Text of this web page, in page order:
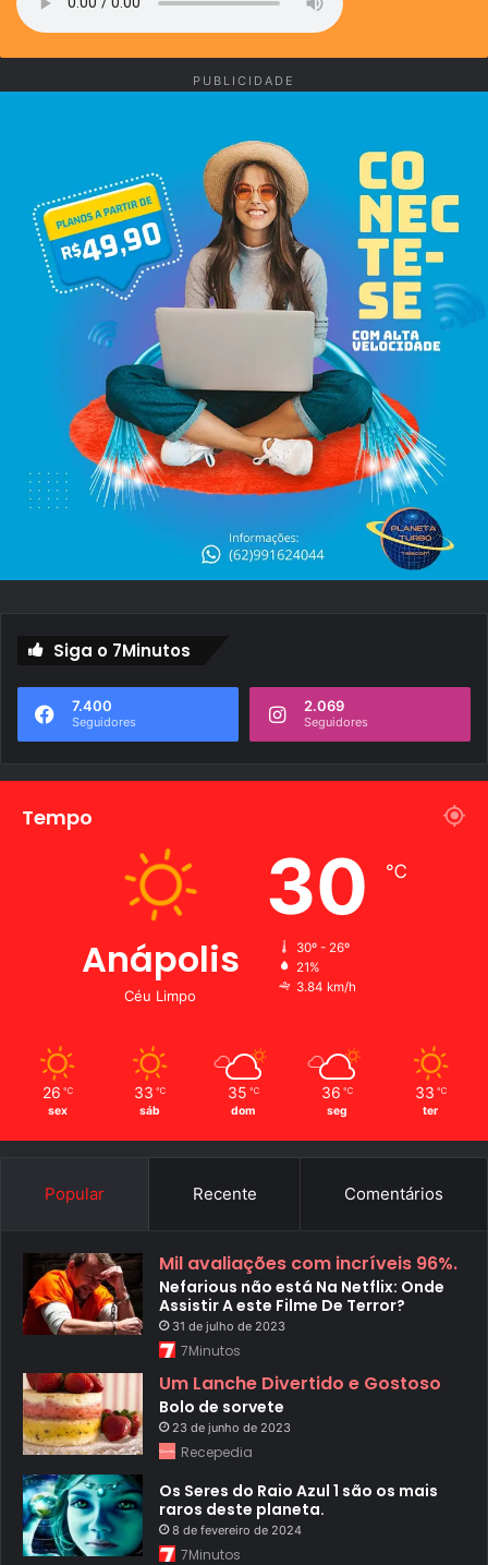
PUBLICIDADE
Siga o 7Minutos
7.400
Seguidores
2.069
Seguidores
Tempo
Anápolis
Céu Limpo
30 ℃
30º - 26º
21%
3.84 km/h
26 ℃
sex
33 ℃
sáb
35 ℃
dom
36 ℃
seg
33 ℃
ter
Popular Recente Comentários
Mil avaliações com incríveis 96%.
Nefarious não está Na Netflix: Onde
Assistir A este Filme De Terror?
31 de julho de 2023
7Minutos
Um Lanche Divertido e Gostoso
Bolo de sorvete
23 de junho de 2023
Recepedia
Os Seres do Raio Azul 1 são os mais
raros deste planeta.
8 de fevereiro de 2024
7Minutos